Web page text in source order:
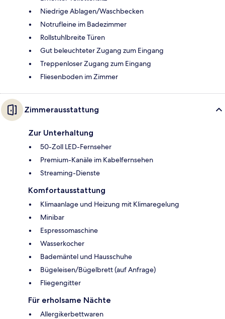
Niedrige Ablagen/Waschbecken
Notrufleine im Badezimmer
Rollstuhlbreite Türen
Gut beleuchteter Zugang zum Eingang
Treppenloser Zugang zum Eingang
Fliesenboden im Zimmer
Zimmerausstattung
Zur Unterhaltung
50-Zoll LED-Fernseher
Premium-Kanäle im Kabelfernsehen
Streaming-Dienste
Komfortausstattung
Klimaanlage und Heizung mit Klimaregelung
Minibar
Espressomaschine
Wasserkocher
Bademäntel und Hausschuhe
Bügeleisen/Bügelbrett (auf Anfrage)
Fliegengitter
Für erholsame Nächte
Allergikerbettwaren